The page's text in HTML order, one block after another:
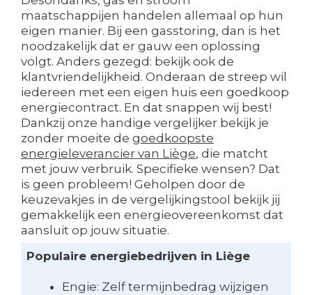
maatschappijen handelen allemaal op hun
eigen manier. Bij een gasstoring, dan is het
noodzakelijk dat er gauw een oplossing
volgt. Anders gezegd: bekijk ook de
klantvriendelijkheid. Onderaan de streep wil
iedereen met een eigen huis een goedkoop
energiecontract. En dat snappen wij best!
Dankzij onze handige vergelijker bekijk je
zonder moeite de goedkoopste
energieleverancier van Liège, die matcht
met jouw verbruik. Specifieke wensen? Dat
is geen probleem! Geholpen door de
keuzevakjes in de vergelijkingstool bekijk jij
gemakkelijk een energieovereenkomst dat
aansluit op jouw situatie.
Populaire energiebedrijven in Liège
Engie: Zelf termijnbedrag wijzigen